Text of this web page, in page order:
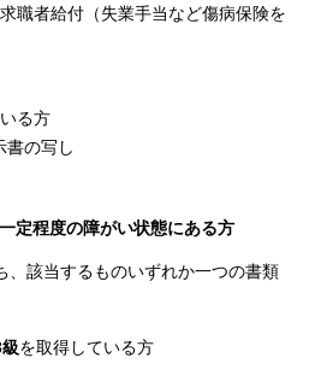
職者給付（失業手当など傷病保険を
る方
の写し
定程度の障がい状態にある方
、該当するものいずれか一つの書類
を取得している方